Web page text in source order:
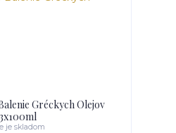
Gréckych Olejov
3x100ml
je skladom